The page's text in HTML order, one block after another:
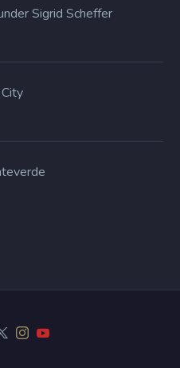
Sigrid Scheffer